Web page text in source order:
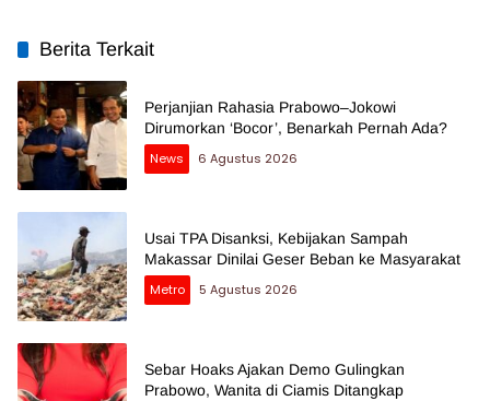
Berita Terkait
Perjanjian Rahasia Prabowo–Jokowi
Dirumorkan ‘Bocor’, Benarkah Pernah Ada?
News
6 Agustus 2026
Usai TPA Disanksi, Kebijakan Sampah
Makassar Dinilai Geser Beban ke Masyarakat
Metro
5 Agustus 2026
Sebar Hoaks Ajakan Demo Gulingkan
Prabowo, Wanita di Ciamis Ditangkap